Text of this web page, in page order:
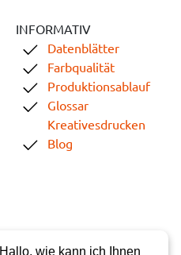
INFORMATIV
Datenblätter
Farbqualität
Produktionsablauf
Glossar
Kreativesdrucken
Blog
Hallo, wie kann ich Ihnen